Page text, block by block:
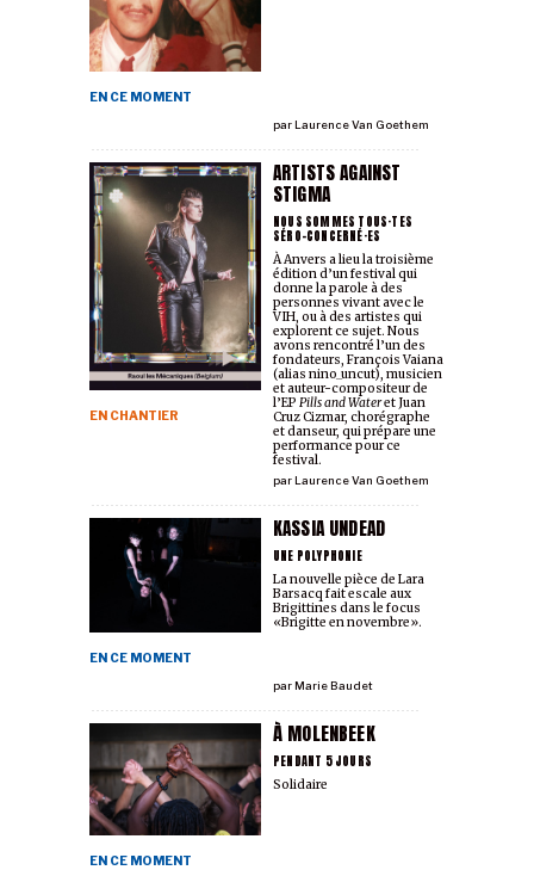
EN CE MOMENT
parLaurence Van Goethem
ARTISTS AGAINST
STIGMA
NOUS SOMMES TOUS·TES
SÉRO-CONCERNÉ·ES
EN CHANTIER
parLaurence Van Goethem
À Anvers a lieu la troisième
édition d’un festival qui
donne la parole à des
personnes vivant avec le
VIH, ou à des artistes qui
explorent ce sujet. Nous
avons rencontré l’un des
fondateurs, François Vaiana
(alias nino_uncut), musicien
et auteur-compositeur de
l’EP Pills and Wateret Juan
Cruz Cizmar, chorégraphe
et danseur, qui prépare une
performance pour ce
festival.
KASSIA UNDEAD
UNE POLYPHONIE
EN CE MOMENT
parMarie Baudet
La nouvelle pièce de Lara
Barsacq fait escale aux
Brigittines dans le focus
«Brigitte en novembre».
À MOLENBEEK
PENDANT 5 JOURS
EN CE MOMENT
Solidaire